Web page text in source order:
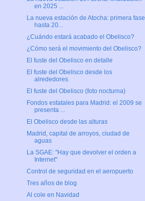
en 2025 ...
La nueva estación de Atocha: primera fase
hasta 20...
¿Cuándo estará acabado el Obelisco?
¿Cómo será el movimiento del Obelisco?
El fuste del Obelisco en detalle
El fuste del Obelisco desde los
alrededores
El fuste del Obelisco (foto nocturna)
Fondos estatales para Madrid: el 2009 se
presenta ...
El Obelisco desde las alturas
Madrid, capital de arroyos, ciudad de
aguas
La SGAE: "Hay que devolver el orden a
Internet"
Control de seguridad en el aeropuerto
Tres años de blog
Al cole en Navidad